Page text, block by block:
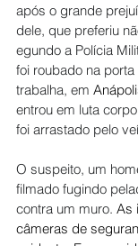
após o grande
dele, que preferiu
egundo a Polícia
foi roubado na
trabalha, em
entrou em luta
foi arrastado pelo
O suspeito, um
filmado fugindo
contra um muro. As
câmeras de